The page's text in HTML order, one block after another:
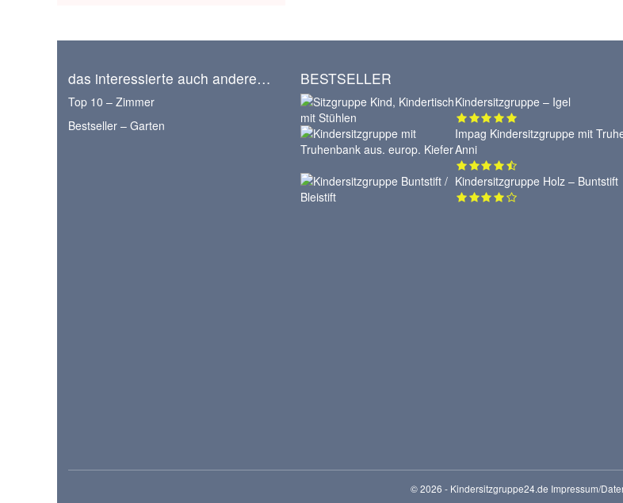
das interessierte auch andere…
Top 10 – Zimmer
Bestseller – Garten
BESTSELLER
Kindersitzgruppe – Igel
Impag Kindersitzgruppe mit
Anni
Kindersitzgruppe Holz – Buntstift
© 2026 - Kindersitzgruppe24.de Impressum/